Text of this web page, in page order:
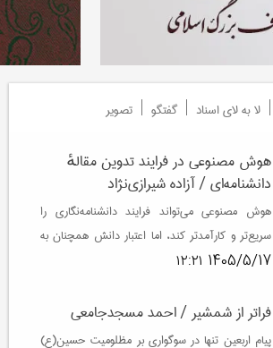
لا به لای اسناد گفتگو تصویر
هوش مصنوعی در فرایند تدوین مقالهٔ
دانشنامه‌ای / آزاده شیرازی‌نژاد
هوش مصنوعی می‌تواند فرایند دانشنامه‌نگاری را
سریع‌تر و کارآمدتر کند، اما اعتبار دانش همچنان به
هوش انسانی، داوری علمی و مسئولیت پژوهشگر
1405/5/17 ۱۲:۲۱
فراتر از شمشیر / احمد مسجدجامعی
پیام اربعین تنها در سوگواری بر مظلومیت حسین(ع)